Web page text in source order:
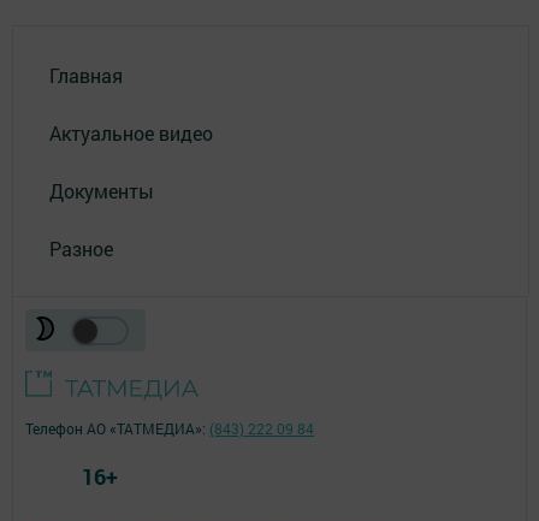
Главная
Актуальное видео
Документы
Разное
Телефон АО «ТАТМЕДИА»: (843) 222 09 84
16+